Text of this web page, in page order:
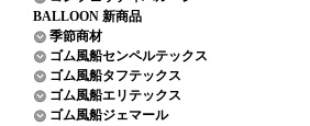
BALLOON 新商品
季節商材
ゴム風船センペルテックス
ゴム風船タフテックス
ゴム風船エリテックス
ゴム風船ジェマール